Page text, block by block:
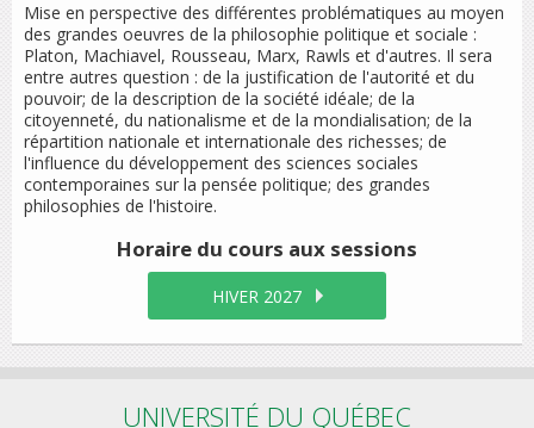
Mise en perspective des différentes problématiques au moyen
des grandes oeuvres de la philosophie politique et sociale :
Platon, Machiavel, Rousseau, Marx, Rawls et d'autres. Il sera
entre autres question : de la justification de l'autorité et du
pouvoir; de la description de la société idéale; de la
citoyenneté, du nationalisme et de la mondialisation; de la
répartition nationale et internationale des richesses; de
l'influence du développement des sciences sociales
contemporaines sur la pensée politique; des grandes
philosophies de l'histoire.
Horaire du cours aux sessions
HIVER 2027
UNIVERSITÉ DU QUÉBEC